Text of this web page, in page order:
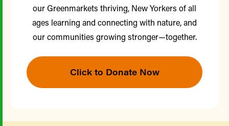
our Greenmarkets thriving, New Yorkers of all
ages learning and connecting with nature, and
our communities growing stronger—together.
Click to Donate Now